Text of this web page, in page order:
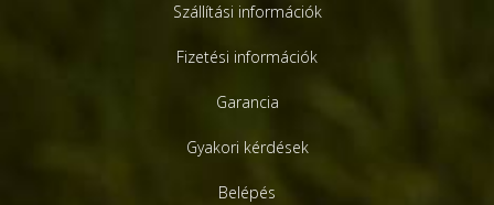
Szállítási információk
Fizetési információk
Garancia
Gyakori kérdések
Belépés